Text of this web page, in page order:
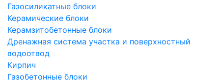
Газосиликатные блоки
Керамические блоки
Керамзитобетонные блоки
Дренажная система участка и поверхностный
водоотвод
Кирпич
Газобетонные блоки